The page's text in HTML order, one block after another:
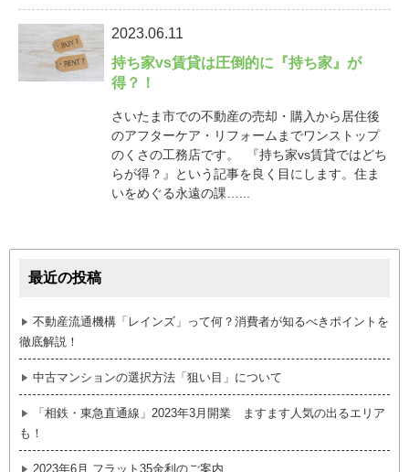
2023.06.11
持ち家vs賃貸は圧倒的に『持ち家』が
得？！
さいたま市での不動産の売却・購入から居住後
のアフターケア・リフォームまでワンストップ
のくさの工務店です。 『持ち家vs賃貸ではどち
らが得？』という記事を良く目にします。住ま
いをめぐる永遠の課…...
最近の投稿
不動産流通機構「レインズ」って何？消費者が知るべきポイントを
徹底解説！
中古マンションの選択方法「狙い目」について
「相鉄・東急直通線」2023年3月開業 ますます人気の出るエリア
も！
2023年6月 フラット35金利のご案内